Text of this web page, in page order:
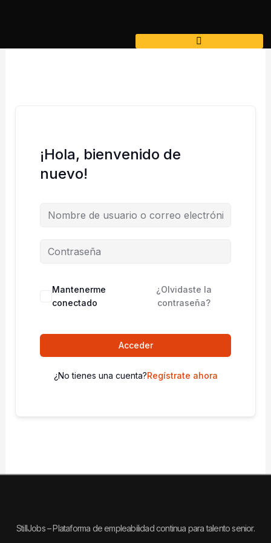
¡Hola, bienvenido de
nuevo!
Mantenerme
conectado
¿Olvidaste la
contraseña?
Acceder
¿No tienes una cuenta?Regístrate ahora
StillJobs – Plataforma de empleabilidad continua para talento senior.